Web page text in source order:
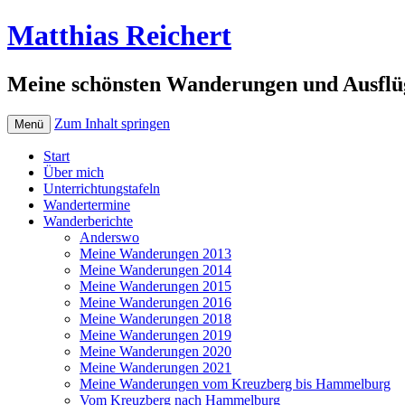
Matthias Reichert
Meine schönsten Wanderungen und
Menü Zum Inhalt springen
Start
Über mich
Unterrichtungstafeln
Wandertermine
Wanderberichte
Anderswo
Meine Wanderungen 2013
Meine Wanderungen 2014
Meine Wanderungen 2015
Meine Wanderungen 2016
Meine Wanderungen 2018
Meine Wanderungen 2019
Meine Wanderungen 2020
Meine Wanderungen 2021
Meine Wanderungen vom Kreuzberg bis Hammelburg
Vom Kreuzberg nach Hammelburg